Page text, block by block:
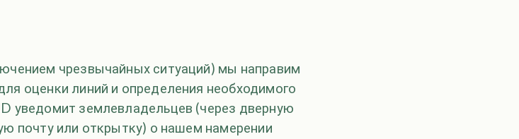
чрезвычайных ситуаций) мы направим
оценки линий и определения необходимого
уведомит землевладельцев (через дверную
почту или открытку) о нашем намерении